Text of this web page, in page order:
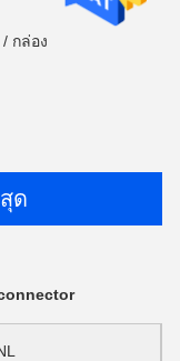
กล่อง
ด